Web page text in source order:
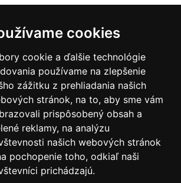
cookies
cookie a ďalšie technológie
používame na zlepšenie
zážitku z prehliadania našich
stránok, na to, aby sme vám
prispôsobený obsah a
reklamy, na analýzu
našich webových stránok
pochopenie toho, odkiaľ naši
prichádzajú.
vnútorná s tesnením - Ø160mm
(kód)
4,00 €
(Cena bez DPH)
obvykle skladom
(Dostupnosť)